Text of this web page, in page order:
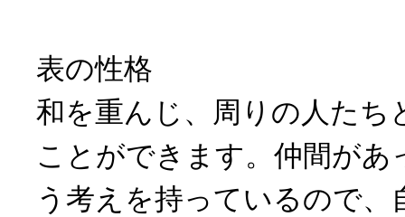
表の性格
和を重んじ、周りの人たち
ことができます。仲間があ
う考えを持っているので、